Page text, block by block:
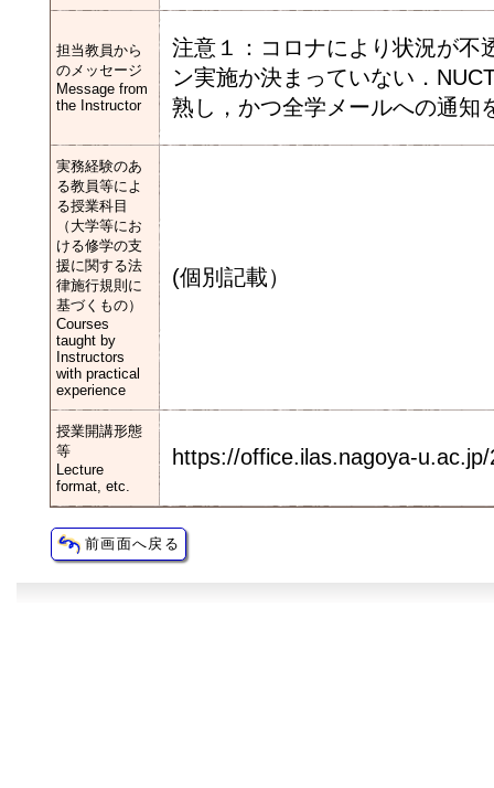
担当教員から
のメッセージ
Message from
the Instructor
注意１：コロナにより状況が不
ン実施か決まっていない．
熟し，かつ全学メールへの通知
実務経験のあ
る教員等によ
る授業科目
（大学等にお
ける修学の支
援に関する法
律施行規則に
基づくもの）
Courses
taught by
Instructors
with practical
experience
(個別記載）
授業開講形態
等
Lecture
format, etc.
https://office.ilas.nagoya-